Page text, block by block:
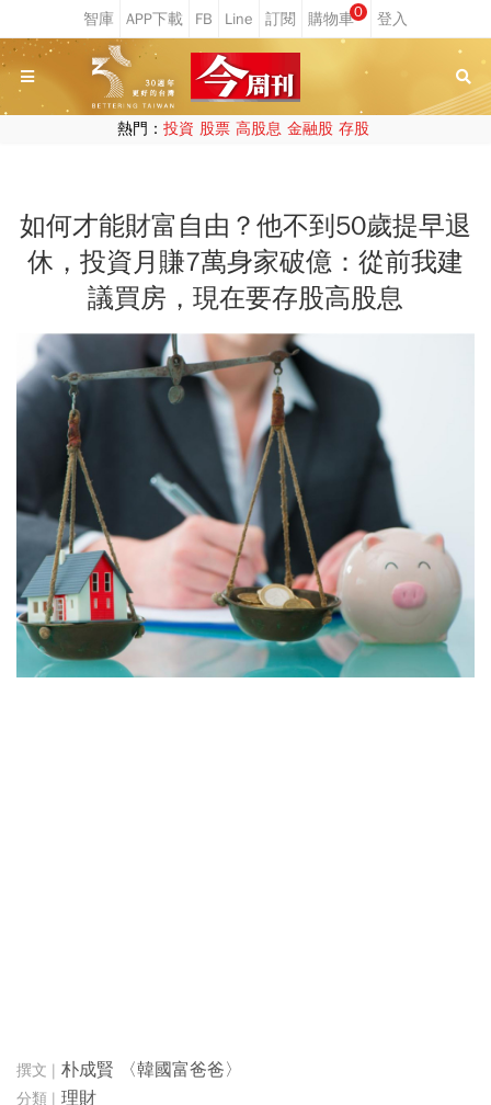
0
熱門： 投資 股票 高股息 金融股 存股
如何才能財富自由？他不到50歲提早退
休，投資月賺7萬身家破億：從前我建
議買房，現在要存股高股息
朴成賢 〈韓國富爸爸〉
理財